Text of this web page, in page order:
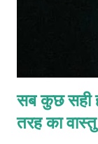
सब कुछ सही
तरह का